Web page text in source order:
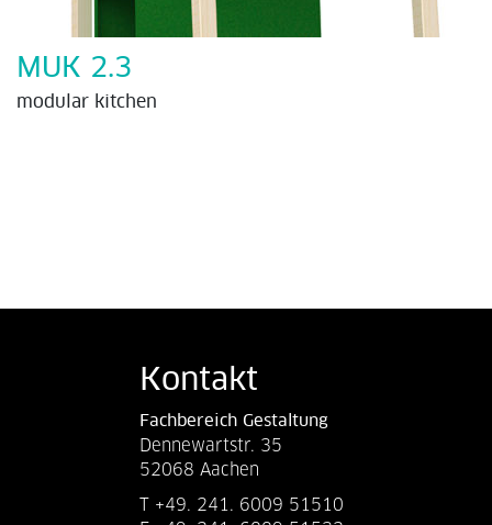
MUK 2.3
modular kitchen
Kontakt
Fachbereich Gestaltung
Dennewartstr. 35
52068 Aachen
T +49. 241. 6009 51510